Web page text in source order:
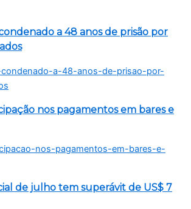
a 48 anos de prisão por
nos pagamentos em bares e
de julho tem superávit de US$ 7